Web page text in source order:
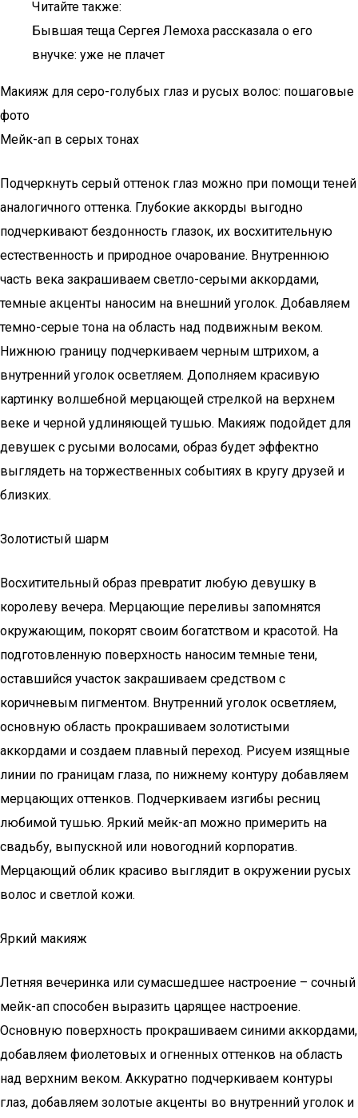
Читайте также:
Бывшая теща Сергея Лемоха рассказала о его
внучке: уже не плачет
Макияж для серо-голубых глаз и русых волос: пошаговые
фото
Мейк-ап в серых тонах
Подчеркнуть серый оттенок глаз можно при помощи теней
аналогичного оттенка. Глубокие аккорды выгодно
подчеркивают бездонность глазок, их восхитительную
естественность и природное очарование. Внутреннюю
часть века закрашиваем светло-серыми аккордами,
темные акценты наносим на внешний уголок. Добавляем
темно-серые тона на область над подвижным веком.
Нижнюю границу подчеркиваем черным штрихом, а
внутренний уголок осветляем. Дополняем красивую
картинку волшебной мерцающей стрелкой на верхнем
веке и черной удлиняющей тушью. Макияж подойдет для
девушек с русыми волосами, образ будет эффектно
выглядеть на торжественных событиях в кругу друзей и
близких.
Золотистый шарм
Восхитительный образ превратит любую девушку в
королеву вечера. Мерцающие переливы запомнятся
окружающим, покорят своим богатством и красотой. На
подготовленную поверхность наносим темные тени,
оставшийся участок закрашиваем средством с
коричневым пигментом. Внутренний уголок осветляем,
основную область прокрашиваем золотистыми
аккордами и создаем плавный переход. Рисуем изящные
линии по границам глаза, по нижнему контуру добавляем
мерцающих оттенков. Подчеркиваем изгибы ресниц
любимой тушью. Яркий мейк-ап можно примерить на
свадьбу, выпускной или новогодний корпоратив.
Мерцающий облик красиво выглядит в окружении русых
волос и светлой кожи.
Яркий макияж
Летняя вечеринка или сумасшедшее настроение – сочный
мейк-ап способен выразить царящее настроение.
Основную поверхность прокрашиваем синими аккордами,
добавляем фиолетовых и огненных оттенков на область
над верхним веком. Аккуратно подчеркиваем контуры
глаз, добавляем золотые акценты во внутренний уголок и